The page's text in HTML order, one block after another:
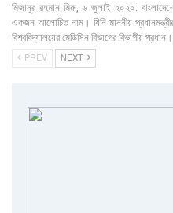
মিজানুর রহমান মিরু, ৬ জুলাই ২০২০:
একজন আলোচিত নাম। যিনি মাননীয়
বিশ্ববিদ্যালয়ের মেডিসিন বিভাগের বিভাগীয়
PREV
NEXT